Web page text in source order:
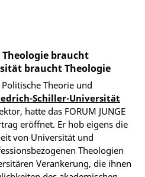
braucht
braucht Theologie
Theorie und
Schiller-Universität
hatte das FORUM JUNGE
eröffnet. Er hob eigens die
von Universität und
Theologien
Verankerung, die ihnen